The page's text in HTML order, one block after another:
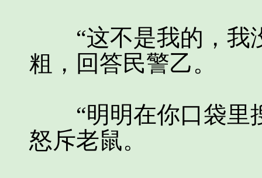
“这不是我的，我
粗，回答民警乙。
“明明在你口袋里
怒斥老鼠。